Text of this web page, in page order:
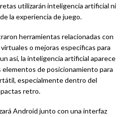
utilizarán inteligencia artificial ni
la experiencia de juego.
herramientas relacionadas con
o mejoras específicas para
así, la inteligencia artificial aparece
elementos de posicionamiento para
especialmente dentro del
retro.
Android junto con una interfaz